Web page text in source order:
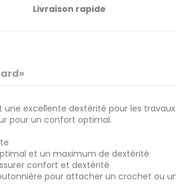
Livraison rapide
excellente dextérité pour les
pour un confort optimal.
et un maximum de dextérité
confort et dextérité
pour attacher un crochet ou